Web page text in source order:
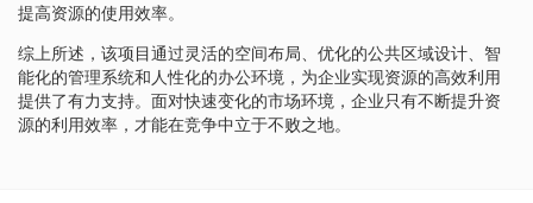
提高资源的使用效率。
综上所述，该项目通过灵活的空间布局、优化的公共区域设计、智
能化的管理系统和人性化的办公环境，为企业实现资源的高效利用
提供了有力支持。面对快速变化的市场环境，企业只有不断提升资
源的利用效率，才能在竞争中立于不败之地。